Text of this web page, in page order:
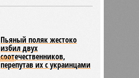
Пьяный поляк жестоко
избил двух
соотечественников,
перепутав их с украинцами